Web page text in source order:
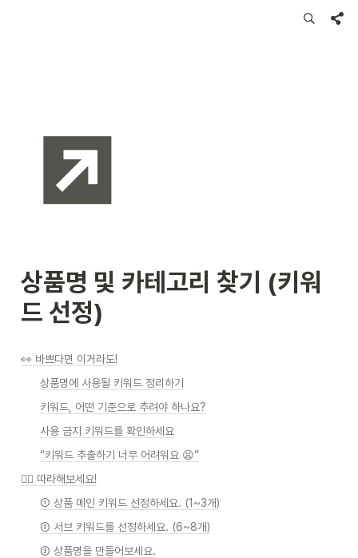
상품명 및 카테고리 찾기 (키워
드 선정)
👀 바쁘다면 이거라도!
상품명에 사용될 키워드 정리하기
키워드, 어떤 기준으로 추려야 하나요?
사용 금지 키워드를 확인하세요
“키워드 추출하기 너무 어려워요 😫”
🏃‍♀️ 따라해보세요!
① 상품 메인 키워드 선정하세요. (1~3개)
② 서브 키워드를 선정하세요. (6~8개)
③ 상품명을 만들어보세요.